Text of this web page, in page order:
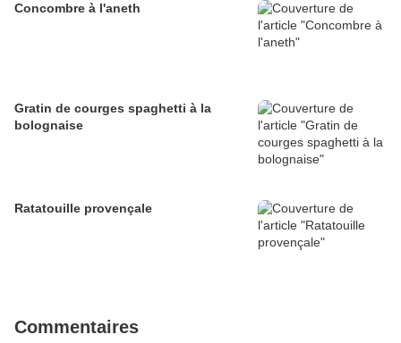
Concombre à l'aneth
Gratin de courges spaghetti à la
bolognaise
Ratatouille provençale
Commentaires